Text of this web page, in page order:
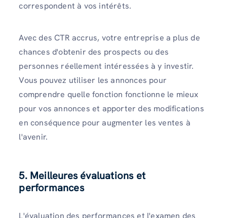
correspondent à vos intérêts.
Avec des CTR accrus, votre entreprise a plus de
chances d'obtenir des prospects ou des
personnes réellement intéressées à y investir.
Vous pouvez utiliser les annonces pour
comprendre quelle fonction fonctionne le mieux
pour vos annonces et apporter des modifications
en conséquence pour augmenter les ventes à
l'avenir.
5. Meilleures évaluations et
performances